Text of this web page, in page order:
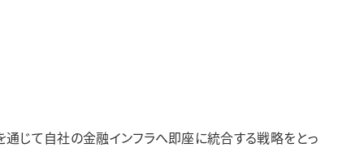
通じて自社の金融インフラへ即座に統合する戦略をとっ